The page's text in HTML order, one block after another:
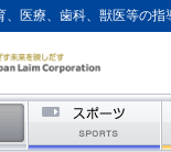
、医療、歯科、獣医等の